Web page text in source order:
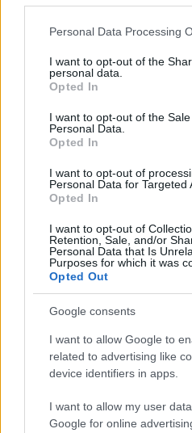
Please note that this website/
not limited to your visit or usage
grant or deny consent to
use your data for below
consent section.
Personal Data Processing
I want to opt-out of the
personal data.
Opted In
I want to opt-out of the
Personal Data.
Opted In
I want to opt-out of
Personal Data for Targeted
Opted In
I want to opt-out of
Retention, Sale, and/or
Personal Data that Is
Purposes for which it was
Opted Out
Google consents
I want to allow Google to
related to advertising like
device identifiers in apps.
I want to allow my user
Google for online
A GYŐRI FILHARMONIKUS
A „Zenélő piac” című különleges
zenével.
KOSÁRLABDA-
KERETÉBEN